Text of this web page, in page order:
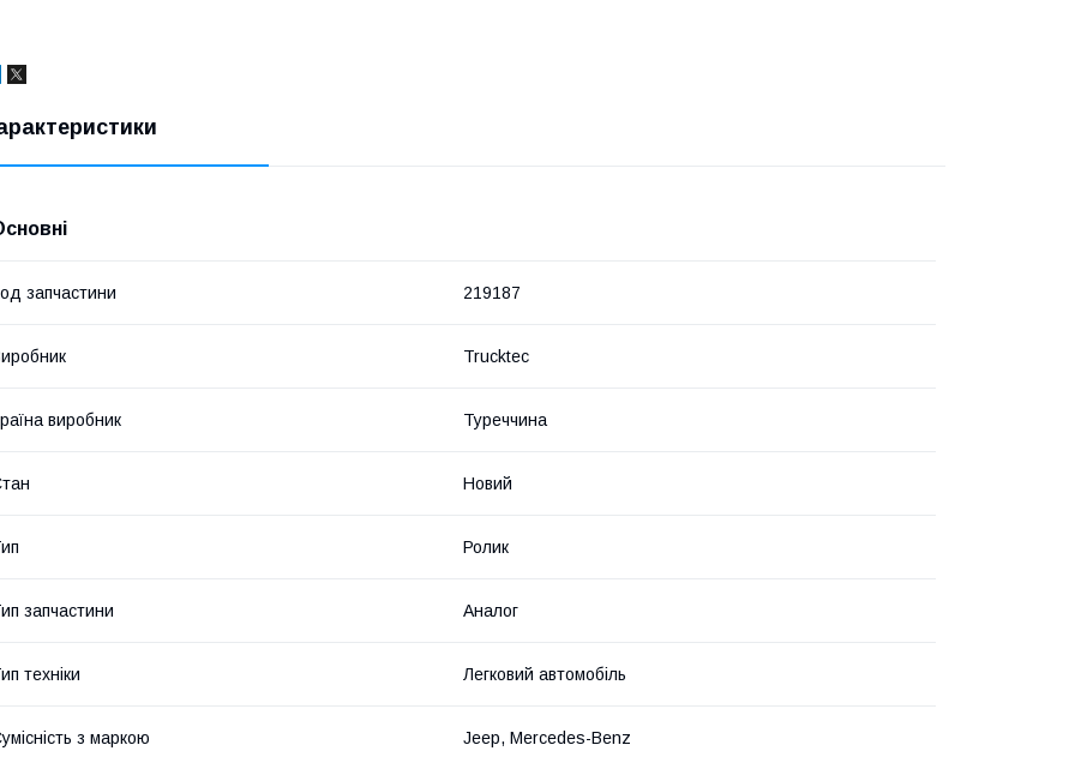
запчастини 219187
Trucktec
виробник Туреччина
Новий
Ролик
запчастини Аналог
техніки Легковий автомобіль
з маркою Jeep, Mercedes-Benz